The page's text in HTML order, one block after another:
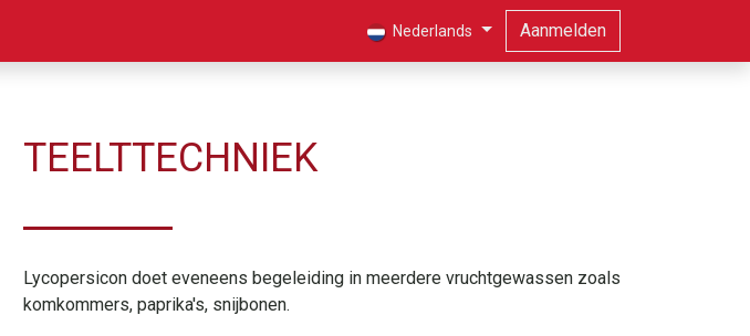
Nederlands Aanmelden
TEELTTECHNIEK
Lycopersicon doet eveneens begeleiding in meerdere vruchtgewassen zoals
komkommers, paprika's, snijbonen.